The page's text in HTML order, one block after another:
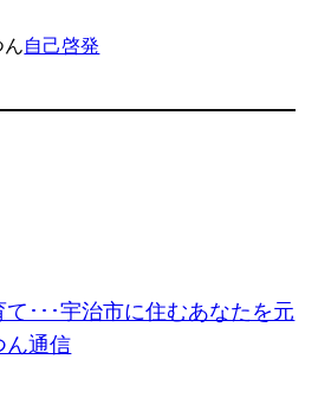
自己啓発
･･･宇治市に住むあなたを元
通信